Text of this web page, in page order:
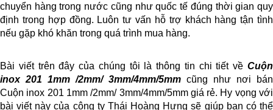
chuyển hàng trong nước cũng như quốc tế đúng thời gian quy
định trong hợp đồng. Luôn tư vấn hỗ trợ khách hàng tận tình
nếu gặp khó khăn trong quá trình mua hàng.
Bài viết trên đây của chúng tôi là thông tin chi tiết về Cuộn
inox 201 1mm /2mm/ 3mm/4mm/5mm cũng như nơi bán
Cuộn inox 201 1mm /2mm/ 3mm/4mm/5mm giá rẻ. Hy vọng với
bài viết này của công ty Thái Hoàng Hưng sẽ giúp bạn có thể